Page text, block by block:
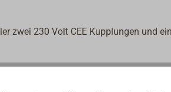
zwei 230 Volt CEE Kupplungen und
liegend verwendet oder mittels der